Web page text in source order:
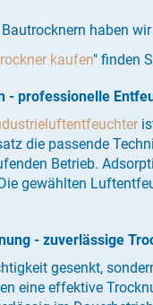
haben
kaufen" finden
professionelle
die passende
Betrieb.
gewählten
- zuverlässige
gesenkt,
eine effektive